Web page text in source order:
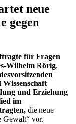
neue
gegen
für Fragen
Wilhelm Rörig,
und Erziehung
im
die neue
Gewalt“ vor.